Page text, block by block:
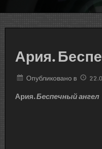
Ария.
Опубликовано в
Ария.Беспечный ангел